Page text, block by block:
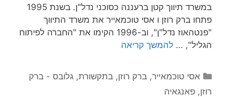
במשרד תיווך קטן ברעננה כסוכני נדל"ן. בשנת 1995
פתחו ברק רוזן ו אסי טוכמאייר את משרד התיווך
"פנטהאוז נדל"ן", וב-1996 הקימו את "החברה לפיתוח
הגליל", … להמשך קריאה
קטגוריות
אסי טוכמאייר,ברק רוזן,בתקשורת,גלובס - ברק
רוזן, פאנגאיה